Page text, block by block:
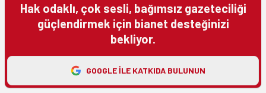
Hak odaklı, çok sesli, bağımsız gazeteciliği
güçlendirmek için bianet desteğinizi
bekliyor.
GOOGLE ILE KATKIDA BULUNUN